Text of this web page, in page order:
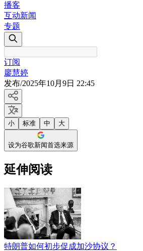
播客
互动新闻
专题
订阅
廖慧婷
发布/2025年10月9日 22:45
小 标准 中 大
设为谷歌新闻首选来源
延伸阅读
特朗普如何初步促成加沙协议？